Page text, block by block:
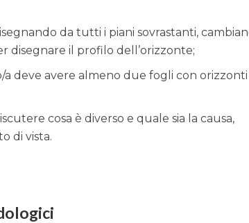
da tutti i piani sovrastanti,
disegnare il profilo dell’orizzonte;
deve avere almeno due fogli con orizzonti
cosa è diverso e quale sia la causa,
di vista.